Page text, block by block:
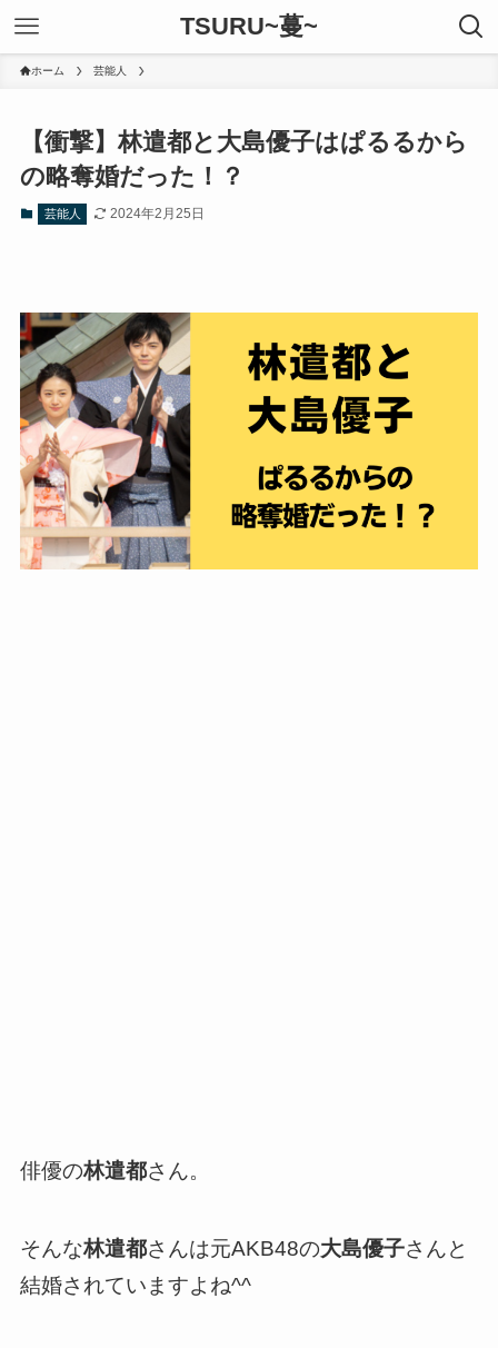
TSURU~蔓~
ホーム 芸能人
【衝撃】林遣都と大島優子はぱるるから
の略奪婚だった！？
芸能人 2024年2月25日
俳優の林遣都さん。
そんな林遣都さんは元AKB48の大島優子さんと
結婚されていますよね^^